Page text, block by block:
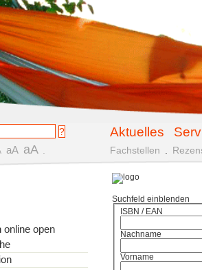
Aktuelles
aA aA Fachstellen
Suchfeld einblenden
ISBN / EAN
Nachname
Vorname
online open